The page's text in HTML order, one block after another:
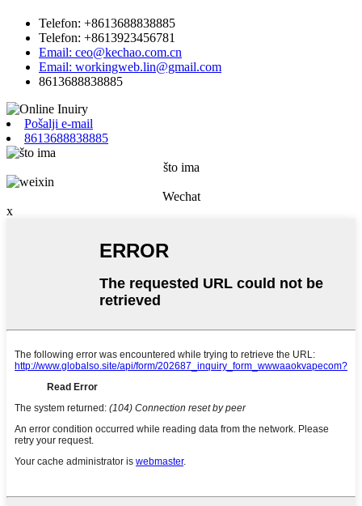
Telefon: +8613688838885
Telefon: +8613923456781
Email: ceo@kechao.com.cn
Email: workingweb.lin@gmail.com
8613688838885
Pošalji e-mail
8613688838885
što ima
Wechat
x